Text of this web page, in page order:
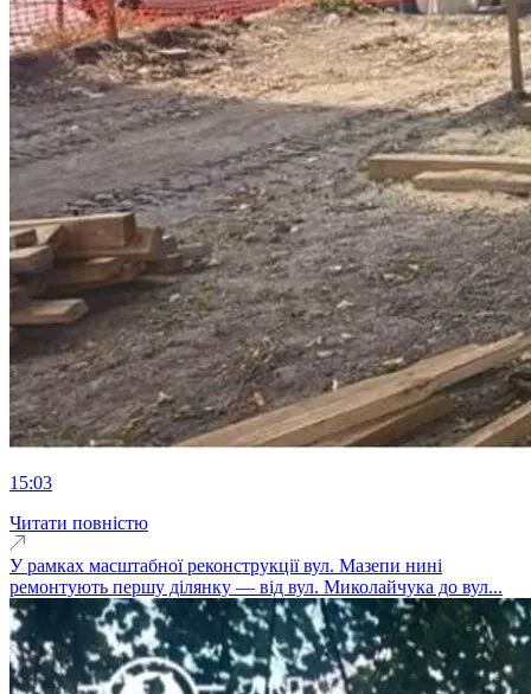
15:03
Читати повністю
У рамках масштабної реконструкції вул. Мазепи нині
ремонтують першу ділянку — від вул. Миколайчука до вул...